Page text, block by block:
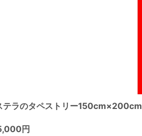
テラのタペストリー150cm×200cm
円